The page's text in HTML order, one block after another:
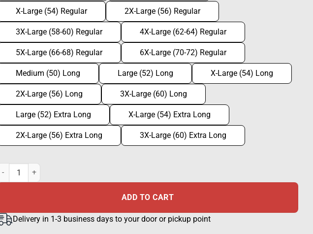
X-Large (54) Regular 2X-Large (56) Regular
3X-Large (58-60) Regular 4X-Large (62-64) Regular
5X-Large (66-68) Regular 6X-Large (70-72) Regular
Medium (50) Long Large (52) Long X-Large (54) Long
2X-Large (56) Long 3X-Large (60) Long
Large (52) Extra Long X-Large (54) Extra Long
2X-Large (56) Extra Long 3X-Large (60) Extra Long
Tactical 112-overall quantity
ADD TO CART
Delivery in 1-3 business days to your door or pickup point